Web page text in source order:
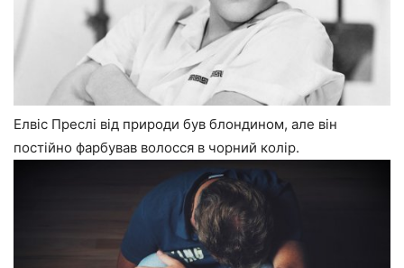
Елвіс Преслі від природи був блондином, але він
постійно фарбував волосся в чорний колір.